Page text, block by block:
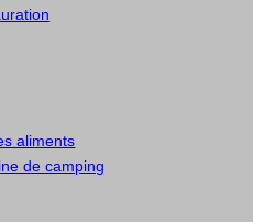
aliments
de camping